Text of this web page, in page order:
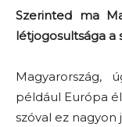
Szerinted ma
létjogosultsága a
Magyarország,
például Európa
szóval ez